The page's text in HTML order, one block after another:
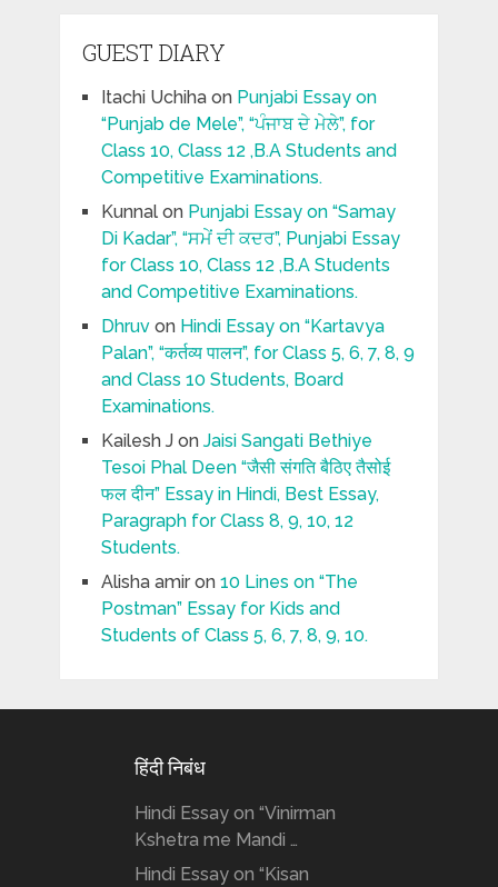
GUEST DIARY
Itachi Uchihaon Punjabi Essay on
“Punjab de Mele”, “ਪੰਜਾਬ ਦੇ ਮੇਲੇ”, for
Class 10, Class 12 ,B.A Students and
Competitive Examinations.
Kunnalon Punjabi Essay on “Samay
Di Kadar”, “ਸਮੇਂ ਦੀ ਕਦਰ”, Punjabi Essay
for Class 10, Class 12 ,B.A Students
and Competitive Examinations.
Dhruvon Hindi Essay on “Kartavya
Palan”, “कर्तव्य पालन”, for Class 5, 6, 7, 8, 9
and Class 10 Students, Board
Examinations.
Kailesh Jon Jaisi Sangati Bethiye
Tesoi Phal Deen “जैसी संगति बैठिए तैसोई
फल दीन” Essay in Hindi, Best Essay,
Paragraph for Class 8, 9, 10, 12
Students.
Alisha amiron 10 Lines on “The
Postman” Essay for Kids and
Students of Class 5, 6, 7, 8, 9, 10.
हिंदी निबंध
Hindi Essay on “Vinirman
Kshetra me Mandi …
Hindi Essay on “Kisan